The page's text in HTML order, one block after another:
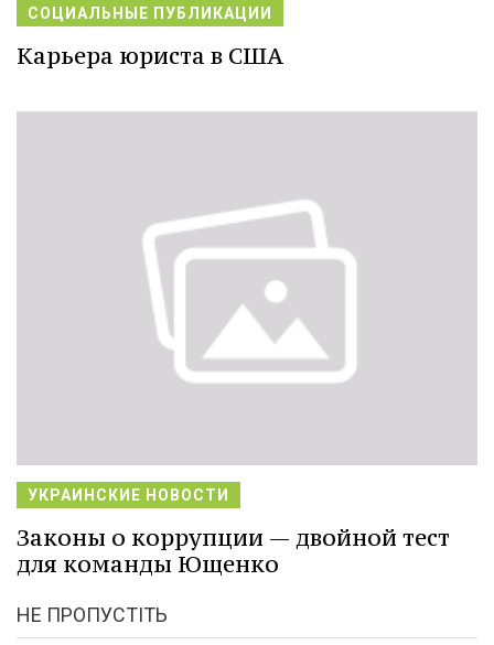
СОЦИАЛЬНЫЕ ПУБЛИКАЦИИ
Карьера юриста в США
УКРАИНСКИЕ НОВОСТИ
Законы о коррупции — двойной тест
для команды Ющенко
НЕ ПРОПУСТІТЬ